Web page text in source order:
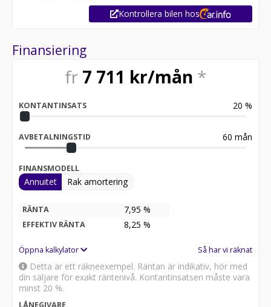
Kontrollera bilen hos
Finansiering
fr 7 711 kr/mån *
KONTANTINSATS 20 %
AVBETALNINGSTID 60 mån
FINANSMODELL
Annuitet Rak amortering
RÄNTA 7,95 %
EFFEKTIV RÄNTA 8,25 %
Öppna kalkylator Så har vi räknat
Detta är ett räkneexempel. Räntan är indikativ, hör med
din säljare för exakt räntenivå. Kontantinsatsen måste vara
minst 20 %.
LÅNEGIVARE